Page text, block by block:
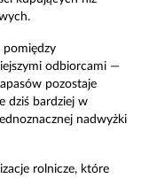
pomiędzy
odbiorcami —
pozostaje
dziś bardziej w
nadwyżki
rolnicze, które